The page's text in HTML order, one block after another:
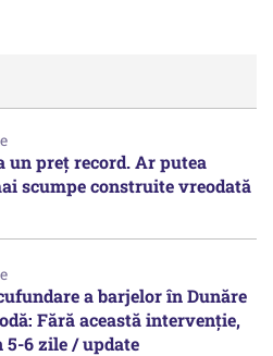
un preț record. Ar putea
scumpe construite vreodată
a barjelor în Dunăre
Fără această intervenție,
5-6 zile / update